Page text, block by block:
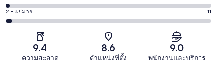
224
จาก
76
จาก
-
พอใช้
20
4
-
คะแนน
2
2 - แย่มาก 11
9.4
ความสะอาด
8.6
ตำแหน่งที่ตั้ง
9.0
พนักงานและบริการ